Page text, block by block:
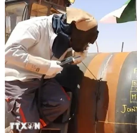
#Cô giáo mầm non #Tát bé trai